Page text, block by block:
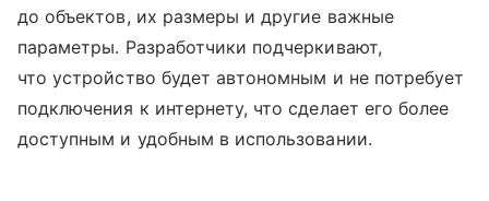
до объектов, их размеры и другие важные
параметры. Разработчики подчеркивают,
что устройство будет автономным и не потребует
подключения к интернету, что сделает его более
доступным и удобным в использовании.